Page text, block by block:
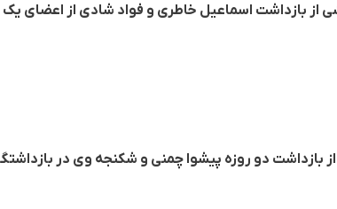
از بازداشت اسماعیل خاطری و فواد شادی از
از بازداشت دو روزه پیشوا چمنی و شکنجه وی در